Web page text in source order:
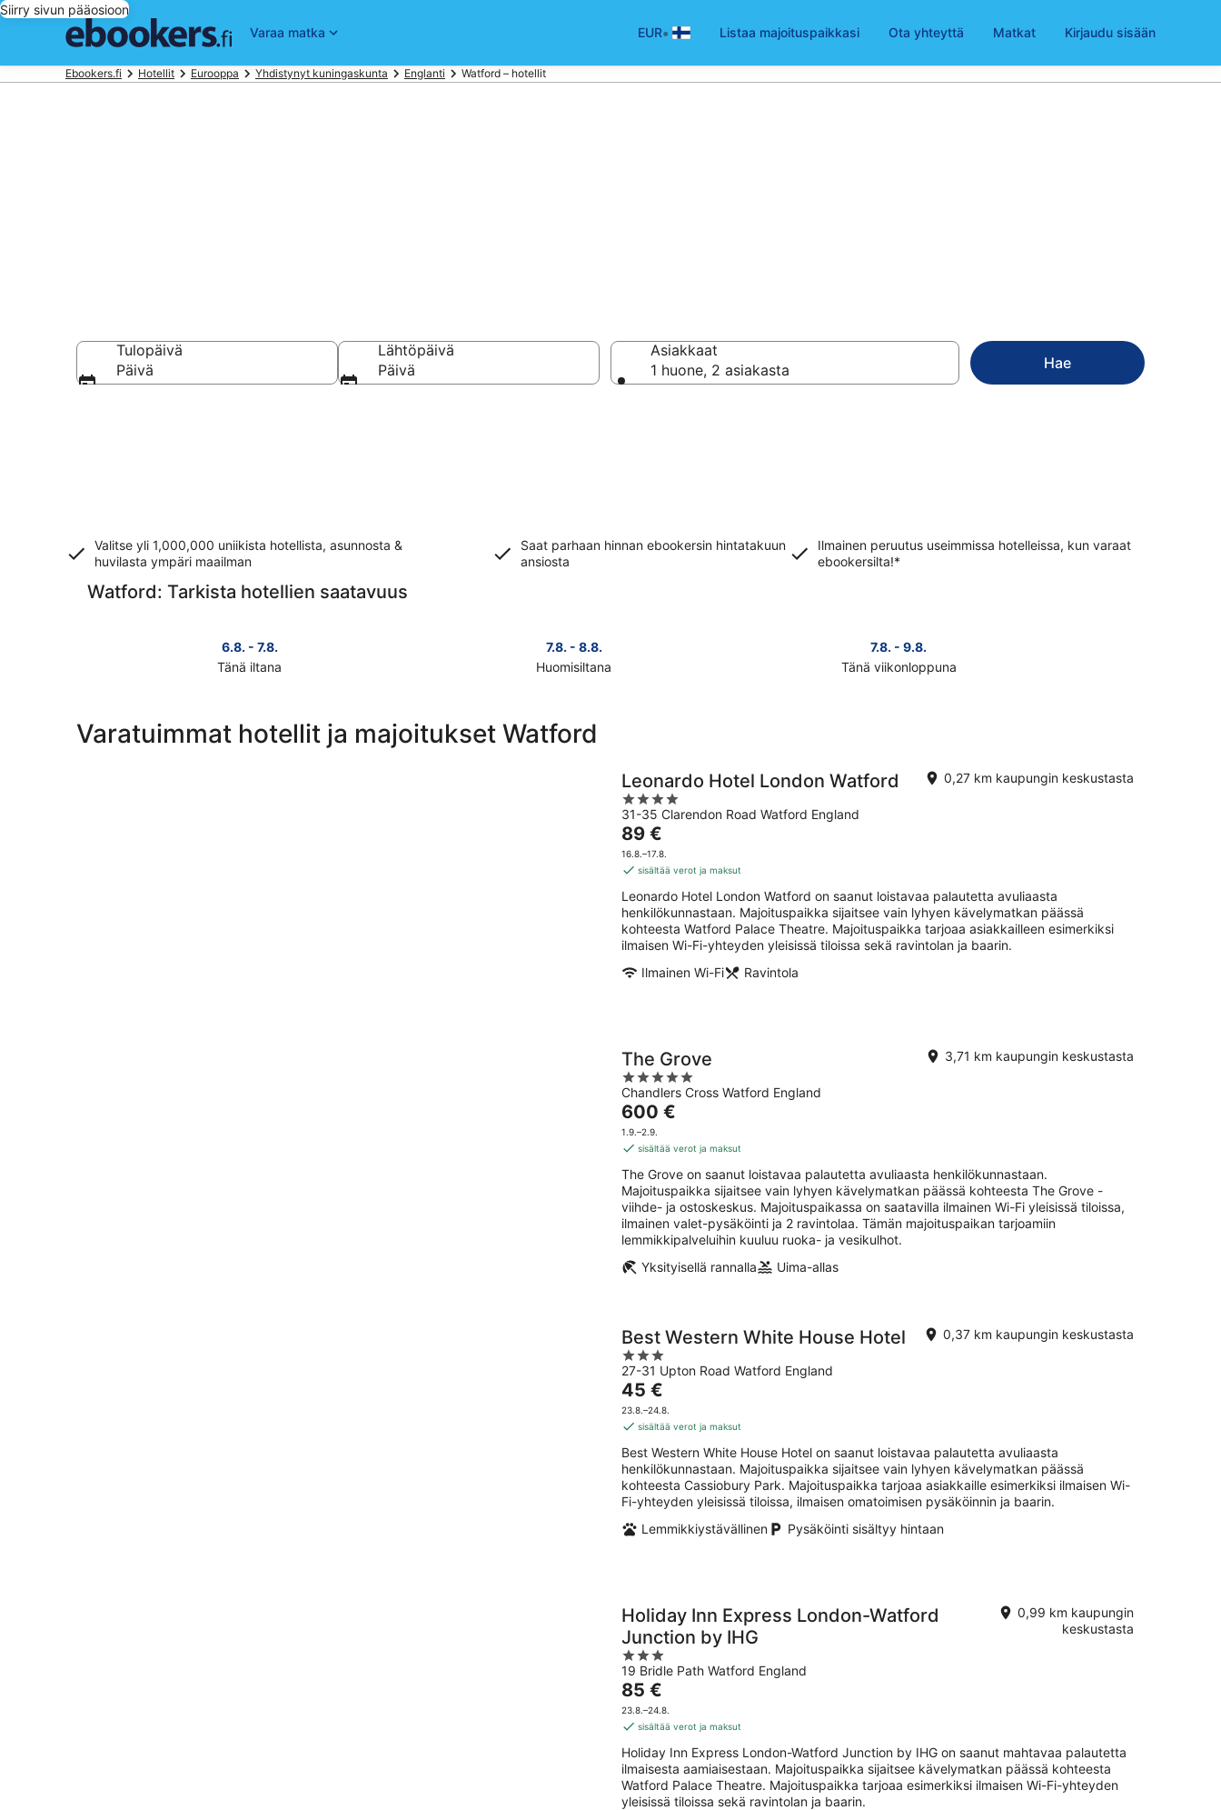
Siirry sivun pääosioon
Varaa matka
EUR• Listaa majoituspaikkasi Ota yhteyttä Matkat Kirjaudu sisään
Ebookers.fi Hotellit Eurooppa Yhdistynyt kuningaskunta Englanti Watford – hotellit
Tulopäivä
Päivä
Lähtöpäivä
Päivä
Asiakkaat
1 huone, 2 asiakasta
Hae
Valitse yli 1,000,000 uniikista hotellista, asunnosta &
huvilasta ympäri maailman
Saat parhaan hinnan ebookersin hintatakuun
ansiosta
Ilmainen peruutus useimmissa hotelleissa, kun varaat
ebookersilta!*
Watford: Tarkista hotellien saatavuus
6.8. - 7.8.
Tänä iltana
Watford
hinnat
7.8. - 8.8.
Huomisiltana
Watford
hinnat
7.8. - 9.8.
Tänä viikonloppuna
viikonlopuksi
eli
7.8.
viikonlopuksi
Varatuimmat hotellit ja majoitukset Watford
Leonardo Hotel London Watford
4
out
of
5
31-35 Clarendon Road Watford England
0,27 km kaupungin keskustasta
Hinta
on
89 €
yö
89 €
16.8.–17.8.
sisältää verot ja maksut
Leonardo Hotel London Watford on saanut loistavaa palautetta avuliaasta
henkilökunnastaan. Majoituspaikka sijaitsee vain lyhyen kävelymatkan päässä
kohteesta Watford Palace Theatre. Majoituspaikka tarjoaa asiakkailleen esimerkiksi
ilmaisen Wi-Fi-yhteyden yleisissä tiloissa sekä ravintolan ja baarin.
Ilmainen Wi-Fi
Ravintola
The Grove
5
out
of
5
Chandlers Cross Watford England
3,71 km kaupungin keskustasta
Hinta
on
600 €
yö
600 €
1.9.–2.9.
sisältää verot ja maksut
The Grove on saanut loistavaa palautetta avuliaasta henkilökunnastaan.
Majoituspaikka sijaitsee vain lyhyen kävelymatkan päässä kohteesta The Grove -
viihde- ja ostoskeskus. Majoituspaikassa on saatavilla ilmainen Wi-Fi yleisissä tiloissa,
ilmainen valet-pysäköinti ja 2 ravintolaa. Tämän majoituspaikan tarjoamiin
lemmikkipalveluihin kuuluu ruoka- ja vesikulhot.
Yksityisellä rannalla
Uima-allas
Best Western White House Hotel
3
out
of
5
27-31 Upton Road Watford England
0,37 km kaupungin keskustasta
Hinta
on
45 €
yö
45 €
23.8.–24.8.
sisältää verot ja maksut
Best Western White House Hotel on saanut loistavaa palautetta avuliaasta
henkilökunnastaan. Majoituspaikka sijaitsee vain lyhyen kävelymatkan päässä
kohteesta Cassiobury Park. Majoituspaikka tarjoaa asiakkaille esimerkiksi ilmaisen Wi-
Fi-yhteyden yleisissä tiloissa, ilmaisen omatoimisen pysäköinnin ja baarin.
Lemmikkiystävällinen
Pysäköinti sisältyy hintaan
Holiday Inn Express London-Watford
Junction by IHG
3
out
of
5
19 Bridle Path Watford England
0,99 km kaupungin
keskustasta
Hinta
on
85 €
yö
85 €
23.8.–24.8.
sisältää verot ja maksut
Holiday Inn Express London-Watford Junction by IHG on saanut mahtavaa palautetta
ilmaisesta aamiaisestaan. Majoituspaikka sijaitsee kävelymatkan päässä kohteesta
Watford Palace Theatre. Majoituspaikka tarjoaa esimerkiksi ilmaisen Wi-Fi-yhteyden
yleisissä tiloissa sekä ravintolan ja baarin.